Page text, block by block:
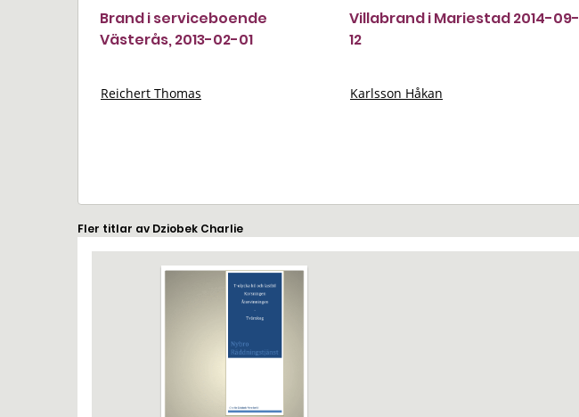
Brand i serviceboende
Västerås, 2013-02-01
Reichert Thomas
Villabrand i Mariestad 2014-09-
12
Karlsson Håkan
Fler titlar av Dziobek Charlie